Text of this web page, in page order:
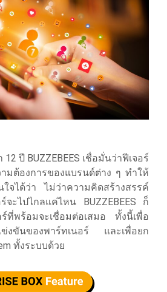
ปี BUZZEBEES เชื่อมั่นว่าฟีเจอร์
มต้องการของแบรนด์ต่าง ๆ ทำให้
ใจได้ว่า ไม่ว่าความคิดสร้างสรรค์
จะไปไกลแค่ไหน BUZZEBEES ก็
ที่พร้อมจะเชื่อมต่อเสมอ ทั้งนี้เพื่อ
ข่งขันของพาร์ทเนอร์ และเพื่อยก
ทั้งระบบด้วย